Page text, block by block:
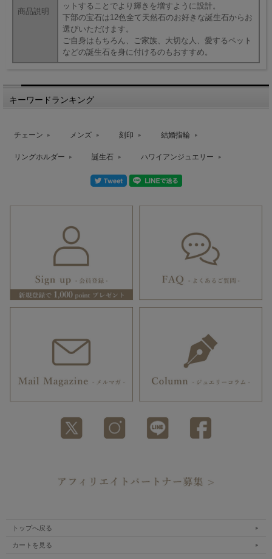
商品説明
ットすることでより輝きを増すように設計。
下部の宝石は12色全て天然石のお好きな誕生石からお
選びいただけます。
ご自身はもちろん、ご家族、大切な人、愛するペット
などの誕生石を身に付けるのもおすすめ。
キーワードランキング
チェーン メンズ 刻印 結婚指輪
リングホルダー 誕生石 ハワイアンジュエリー
トップへ戻る
カートを見る